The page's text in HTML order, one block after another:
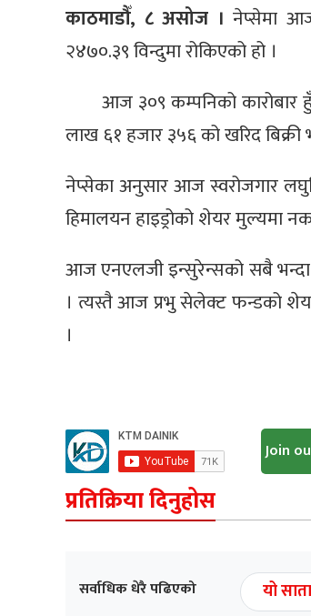
काठमाडौँ, ८ असोज । नेप्सेमा
२४७०.३९ विन्दुमा रोकिएको हो ।
आज ३०९ कम्पनिको कारोबार
लाख ६१ हजार ३५६ को खरिद
नेप्सेका अनुसार आज स्वरोजगार
हिमालयन हाइड्रोको शेयर मुल्यमा
आज एनएलजी इन्सुरेन्सको सबै भन्दा
। त्यस्तै आज प्रभु सेलेक्ट फन्डको
।
Join
प्रतिक्रिया दिनुहोस
सर्वाधिक धेरै पढिएको यो साता